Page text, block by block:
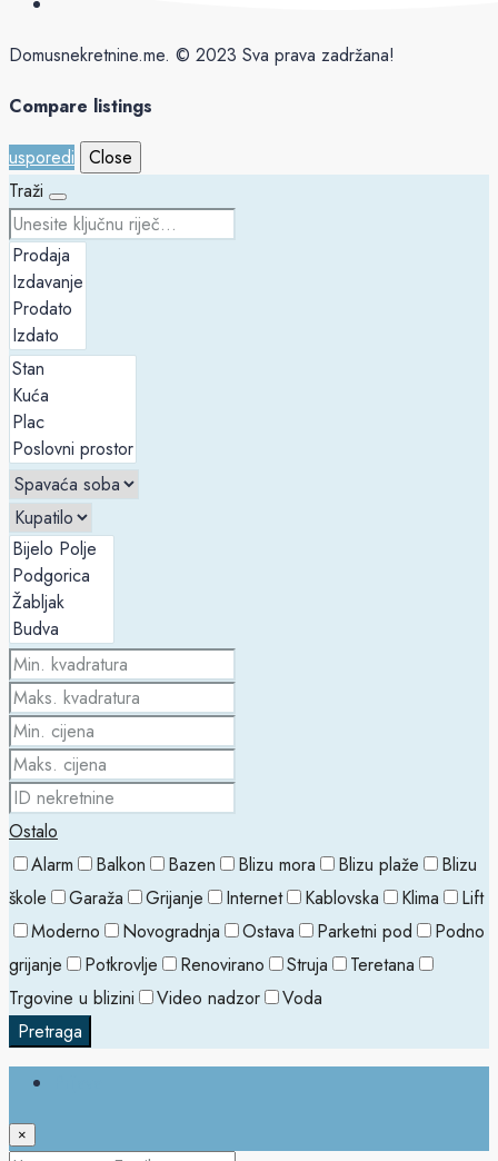
Domusnekretnine.me. © 2023 Sva prava zadržana!
Compare listings
usporedi
Close
Traži
Ostalo
Alarm
Balkon Bazen Blizu mora Blizu plaže
Blizu
škole
Garaža Grijanje Internet Kablovska Klima
Lift
Moderno
Novogradnja Ostava Parketni pod
Podno
grijanje
Potkrovlje Renovirano Struja
Teretana
Trgovine u blizini
Video nadzor
Voda
Pretraga
×